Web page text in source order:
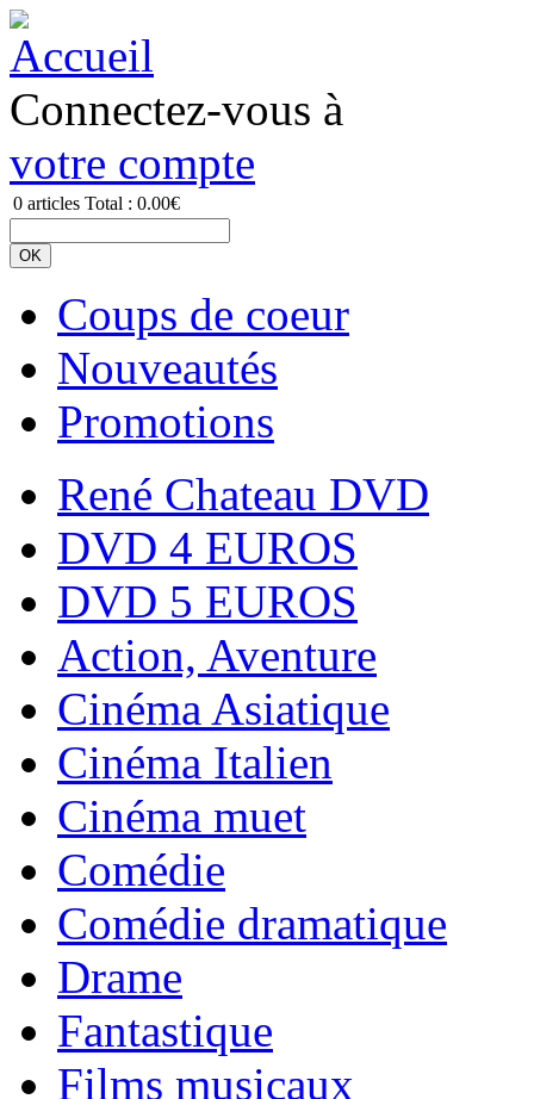
Connectez-vous à
votre compte
0 articles Total : 0.00€
Coups de coeur
Nouveautés
Promotions
René Chateau DVD
DVD 4 EUROS
DVD 5 EUROS
Action, Aventure
Cinéma Asiatique
Cinéma Italien
Cinéma muet
Comédie
Comédie dramatique
Drame
Fantastique
Films musicaux